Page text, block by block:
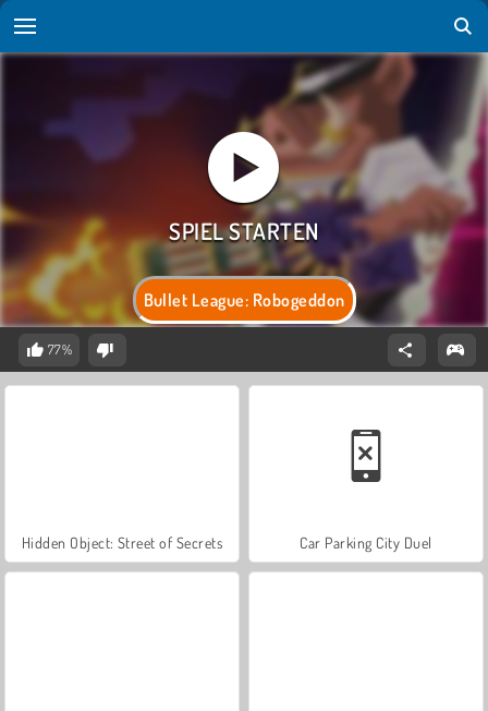
Bullet League: Robogeddon
77%
Hidden Object: Street of Secrets Car Parking City Duel